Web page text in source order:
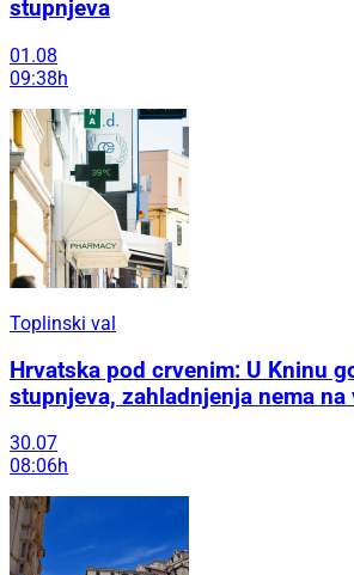
stupnjeva
01.08
09:38h
Toplinski val
Hrvatska pod crvenim: U Kninu
stupnjeva, zahladnjenja nema na
30.07
08:06h